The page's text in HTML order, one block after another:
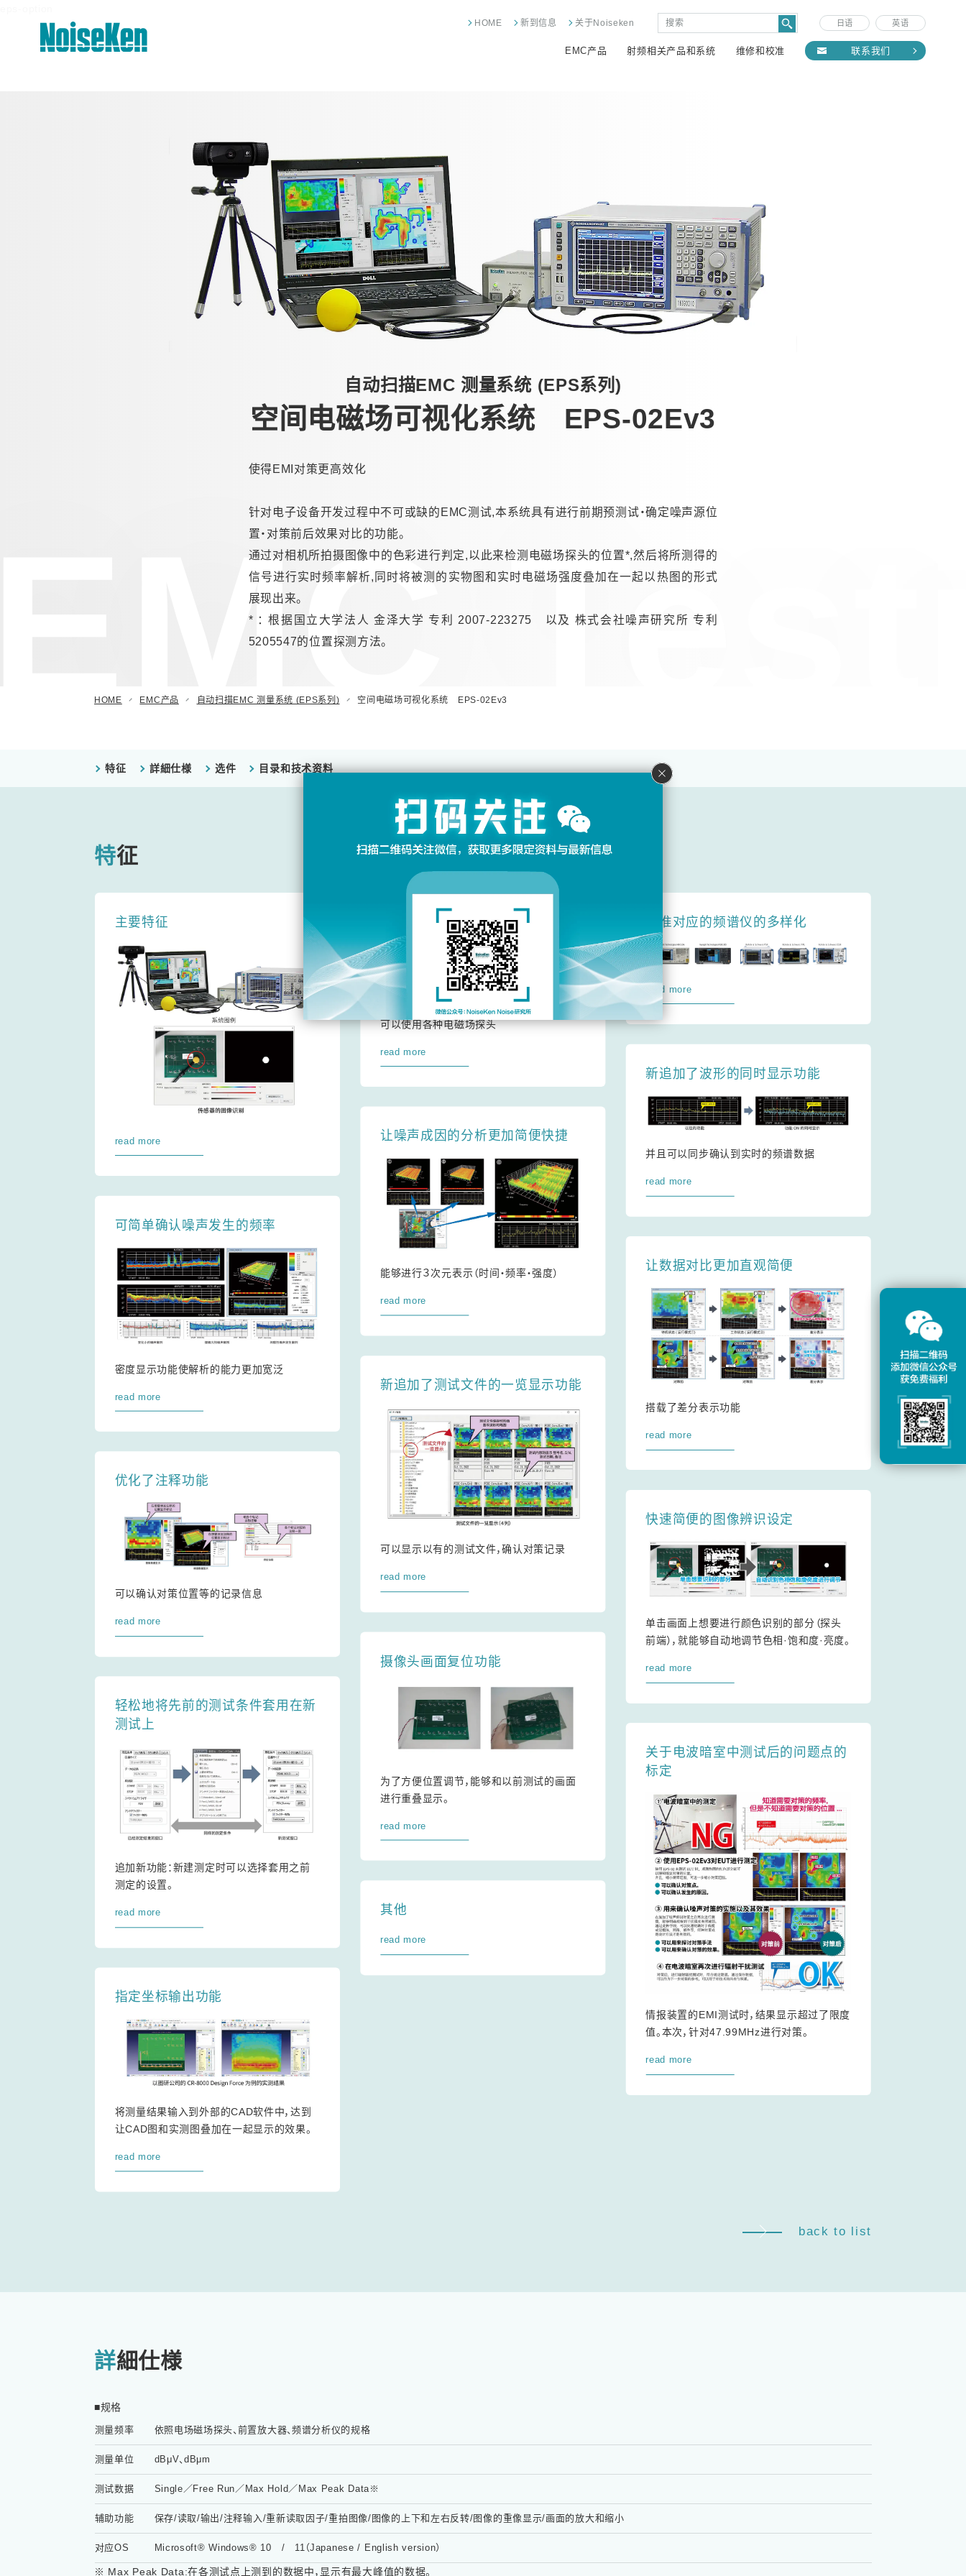
EMC产品 射频相关产品和系统 维修和校准 联系我们
HOME 新到信息 关于Noiseken 日语 英语
自动扫描EMC 测量系统 (EPS系列)
空间电磁场可视化系统 EPS-02Ev3
使得EMI对策更高效化
针对电子设备开发过程中不可或缺的EMC测试,本系统具有进行前期预测试・确定噪声源位
置・对策前后效果对比的功能。
通过对相机所拍摄图像中的色彩进行判定,以此来检测电磁场探头的位置*,然后将所测得的
信号进行实时频率解析,同时将被测的实物图和实时电磁场强度叠加在一起以热图的形式
展现出来。
* ： 根据国立大学法人 金泽大学 专利 2007-223275 以及 株式会社噪声研究所 专利
5205547的位置探测方法。
HOME EMC产品 自动扫描EMC 测量系统 (EPS系列) 空间电磁场可视化系统 EPS-02Ev3
特征 詳細仕様 选件 目录和技术资料
特征
主要特征
read more
不论大小各种尺寸都能够进行测试
可以使用各种电磁场探头
read more
标准对应的频谱仪的多样化
read more
可简单确认噪声发生的频率
密度显示功能使解析的能力更加宽泛
read more
让噪声成因的分析更加简便快捷
能够进行３次元表示（时间・频率・强度）
read more
新追加了波形的同时显示功能
并且可以同步确认到实时的频谱数据
read more
优化了注释功能
可以确认对策位置等的记录信息
read more
新追加了测试文件的一览显示功能
可以显示以有的测试文件，确认对策记录
read more
让数据对比更加直观简便
搭载了差分表示功能
read more
轻松地将先前的测试条件套用在新
测试上
追加新功能：新建测定时可以选择套用之前
测定的设置。
read more
摄像头画面复位功能
为了方便位置调节，能够和以前测试的画面
进行重叠显示。
read more
快速简便的图像辨识设定
单击画面上想要进行颜色识别的部分（探头
前端），就能够自动地调节色相·饱和度·亮度。
read more
指定坐标输出功能
将测量结果输入到外部的CAD软件中，达到
让CAD图和实测图叠加在一起显示的效果。
read more
其他
read more
关于电波暗室中测试后的问题点的
标定
情报装置的EMI测试时，结果显示超过了限度
值。本次，针对47.99MHz进行对策。
read more
back to list
詳細仕様
■规格
测量频率 依照电场磁场探头、前置放大器、频谱分析仪的规格
测量单位 dBμV、dBμm
测试数据 Single／Free Run／Max Hold／Max Peak Data※
辅助功能 保存/读取/输出/注释输入/重新读取因子/重拍图像/图像的上下和左右反转/图像的重像显示/画面的放大和缩小
对应OS Microsoft® Windows® 10 / 11（Japanese / English version）
※ Max Peak Data:在各测试点上测到的数据中，显示有最大峰值的数据。
静电放电模拟试验器 (ESS系列)
雷击浪涌模拟试验器 (LSS系列)
电压跌落及升高模拟试验器 (VDS系